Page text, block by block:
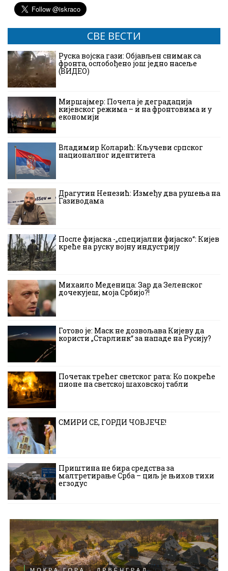
СВЕ ВЕСТИ
Руска војска гази: Објављен снимак са
фронта, ослобођено још једно насеље
(ВИДЕО)
Миршајмер: Почела је деградација
кијевског режима – и на фронтовима и у
економији
Владимир Коларић: Кључеви српског
националног идентитета
Драгутин Ненезић: Између два рушења на
Газиводама
После фијаска -„специјални фијаско“: Кијев
креће на руску војну индустрију
Михаило Меденица: Зар да Зеленског
дочекујеш, моја Србијо?!
Готово је: Маск не дозвољава Кијеву да
користи „Старлинк“ за нападе на Русију?
Почетак трећег светског рата: Ко покреће
пионе на светској шаховској табли
СМИРИ СЕ, ГОРДИ ЧОВЈЕЧЕ!
Приштина не бира средства за
малтретирање Срба – циљ је њихов тихи
егзодус